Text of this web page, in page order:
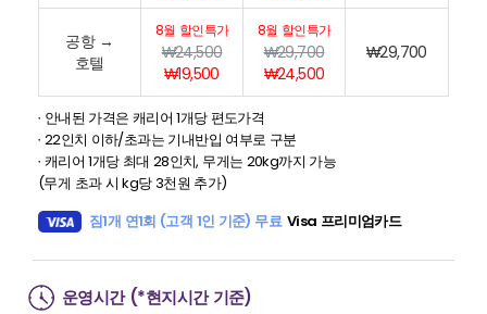
공항 →
호텔
8월 할인특가
₩24,500
₩19,500
8월 할인특가
₩29,700
₩24,500
₩29,700
∙ 안내된 가격은 캐리어 1개당 편도가격
∙ 22인치 이하/초과는 기내반입 여부로 구분
∙ 캐리어 1개당 최대 28인치, 무게는 20kg까지 가능
(무게 초과 시 kg당 3천원 추가)
짐1개 연1회 (고객 1인 기준) 무료 Visa 프리미엄카드
운영시간 (*현지시간 기준)